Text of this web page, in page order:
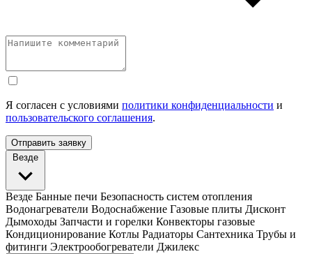
Я согласен с условиями политики конфиденциальности и
пользовательского соглашения.
Отправить заявку
Везде
Везде Банные печи Безопасность систем отопления
Водонагреватели Водоснабжение Газовые плиты Дисконт
Дымоходы Запчасти и горелки Конвекторы газовые
Кондиционирование Котлы Радиаторы Сантехника Трубы и
фитинги Электрообогреватели Джилекс